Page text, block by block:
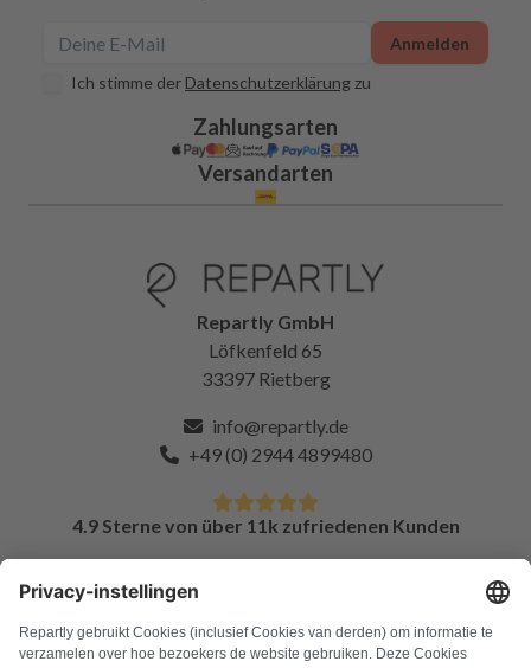
Ich stimme der Datenschutzerklärung zu
Anmelden
Zahlungsarten
Versandarten
Repartly GmbH
Löfkenfeld 65
33397 Rietberg
info@repartly.de
+49 (0) 2944 4899480
4.9 Sterne von über 11k zufriedenen Kunden